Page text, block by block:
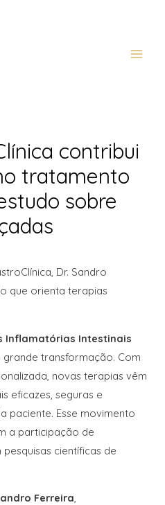
contribui
tratamento
sobre
Inflamatórias Intestinais
transformação. Com
novas terapias vêm
eficazes, seguras e
paciente. Esse movimento
a participação de
científicas de
Ferreira,